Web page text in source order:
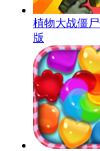
植物大战僵
版